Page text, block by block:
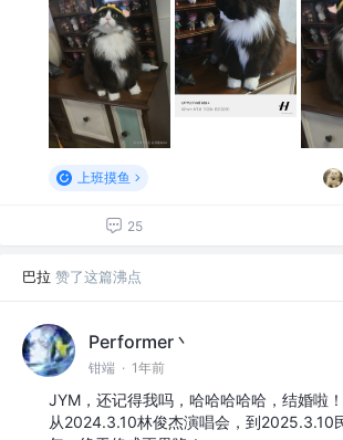
上班摸鱼
25
巴拉 赞了这篇沸点
Performer丶
钳端 · 1年前
JYM，还记得我吗，哈哈哈哈哈，结婚啦！
从2024.3.10林俊杰演唱会，到2025.3.10